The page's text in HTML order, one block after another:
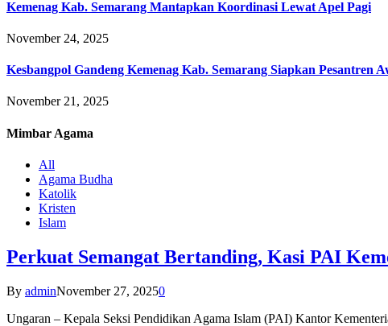
Kemenag Kab. Semarang Mantapkan Koordinasi Lewat Apel Pagi
November 24, 2025
Kesbangpol Gandeng Kemenag Kab. Semarang Siapkan Pesantren
November 21, 2025
Mimbar Agama
All
Agama Budha
Katolik
Kristen
Islam
Perkuat Semangat Bertanding, Kasi PAI
By adminNovember 27, 20250
Ungaran – Kepala Seksi Pendidikan Agama Islam (PAI) Kantor